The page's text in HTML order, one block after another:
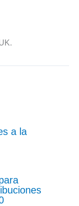
a la